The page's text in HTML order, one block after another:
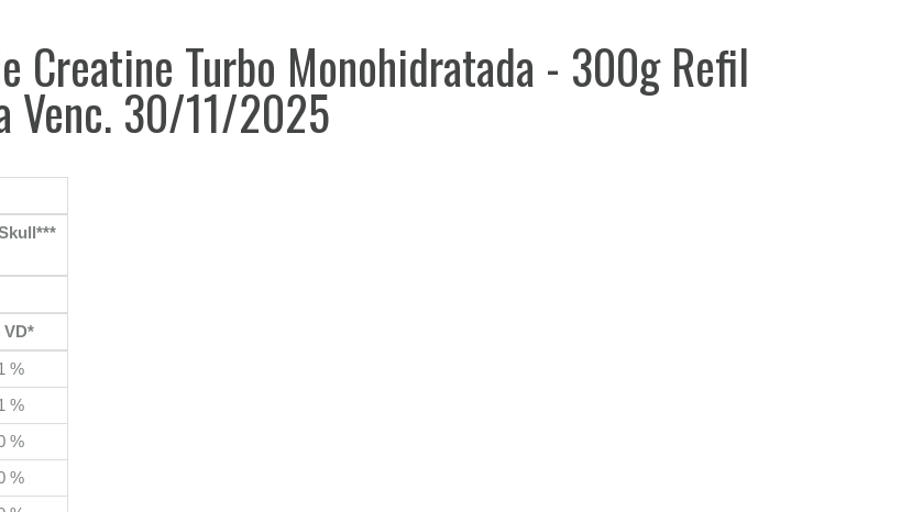
Creatine Turbo Monohidratada - 300g Refil
Venc. 30/11/2025
VD*
%
%
%
%